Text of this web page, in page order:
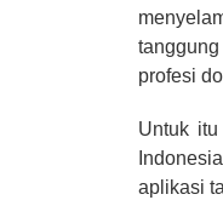
profesi
Untuk
aplikasi